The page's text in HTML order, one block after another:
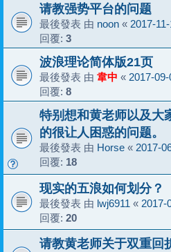
请教强势平台的问题
最後發表 由 noon « 2017-
回覆: 3
波浪理论简体版21页
最後發表 由 韋中 « 2017-
回覆: 8
特别想和黄老师以及大
的很让人困惑的问题。
最後發表 由 Horse « 2017-
回覆: 18
现实的五浪如何划分？
最後發表 由 lwj6911 « 2017-
回覆: 20
请教黄老师关于双重回